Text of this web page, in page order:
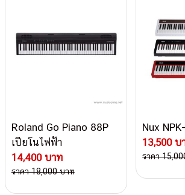
Roland Go Piano 88P
เปียโนไฟฟ้า
14,400 บาท
ราคา 18,000 บาท
Nux
13,500 บ
ราคา